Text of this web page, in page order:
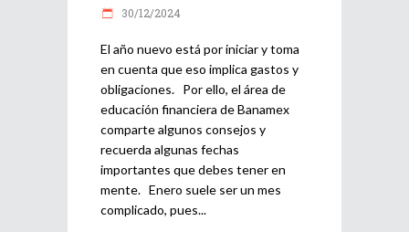
30/12/2024
El año nuevo está por iniciar y toma
en cuenta que eso implica gastos y
obligaciones. Por ello, el área de
educación financiera de Banamex
comparte algunos consejos y
recuerda algunas fechas
importantes que debes tener en
mente. Enero suele ser un mes
complicado, pues